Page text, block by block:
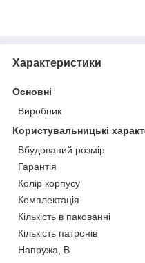
Характеристики
Основні
Виробник
Користувальницькі
Вбудований розмір
Гарантія
Колір корпусу
Комплектація
Кількість в пакованні
Кількість патронів
Напружа, В